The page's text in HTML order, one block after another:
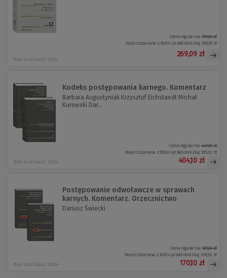
Rok publikacji: 2026
Cena regularna:299,00 zł
Najniższa cena z 30 dni przed obniżką: 209,30 zł
269,09 zł
Kodeks postępowania karnego. Komentarz
Barbara Augustyniak Krzysztof Eichstaedt Michał
Kurowski Dar...
Rok publikacji: 2024
Cena regularna:449,00 zł
Najniższa cena z 30 dni przed obniżką: 305,32 zł
404,10 zł
Postępowanie odwoławcze w sprawach
karnych. Komentarz. Orzecznictwo
Dariusz Świecki
Rok publikacji: 2024
Cena regularna:189,00 zł
Najniższa cena z 30 dni przed obniżką: 128,52 zł
170,10 zł